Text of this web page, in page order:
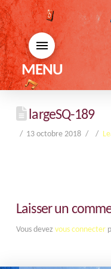
MENU
largeSQ-189
13 octobre 2018
Laisser un
Vous devez vous connecter